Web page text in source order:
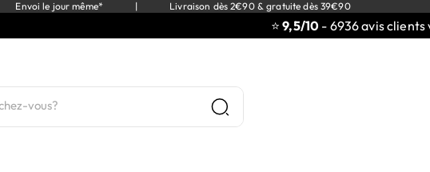
Envoi le jour même* | Livraison dès 2€90 & gratuite dès 39€90
9,5/10- 6936 avis clients